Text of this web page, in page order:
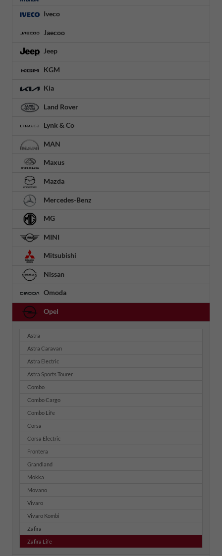
Iveco
Jaecoo
Jeep
KGM
Kia
Land Rover
Lynk & Co
MAN
Maxus
Mazda
Mercedes-Benz
MG
MINI
Mitsubishi
Nissan
Omoda
Opel
Astra
Astra Caravan
Astra Electric
Astra Sports Tourer
Combo
Combo Cargo
Combo Life
Corsa
Corsa Electric
Frontera
Grandland
Mokka
Movano
Vivaro
Vivaro Kombi
Zafira
Zafira Life